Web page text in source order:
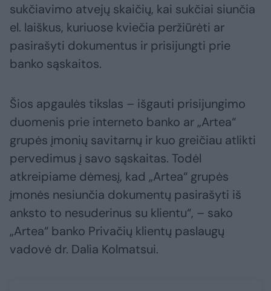
sukčiavimo atvejų skaičių, kai sukčiai siunčia
el. laiškus, kuriuose kviečia peržiūrėti ar
pasirašyti dokumentus ir prisijungti prie
banko sąskaitos.
Šios apgaulės tikslas – išgauti prisijungimo
duomenis prie interneto banko ar „Artea“
grupės įmonių savitarnų ir kuo greičiau atlikti
pervedimus į savo sąskaitas. Todėl
atkreipiame dėmesį, kad „Artea“ grupės
įmonės nesiunčia dokumentų pasirašyti iš
anksto to nesuderinus su klientu“, – sako
„Artea“ banko Privačių klientų paslaugų
vadovė dr. Dalia Kolmatsui.